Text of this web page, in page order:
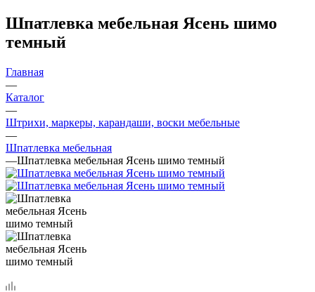
Шпатлевка мебельная Ясень шимо
темный
Главная
—
Каталог
—
Штрихи, маркеры, карандаши, воски мебельные
—
Шпатлевка мебельная
—Шпатлевка мебельная Ясень шимо темный